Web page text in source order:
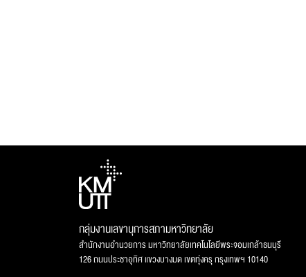
กลุ่มงานเลขานุการสภามหาวิทยาลัย
สำนักงานอำนวยการ มหาวิทยาลัยเทคโนโลยีพระจอมเกล้าธนบุรี
126 ถนนประชาอุทิศ แขวงบางมด เขตทุ่งครุ กรุงเทพฯ 10140